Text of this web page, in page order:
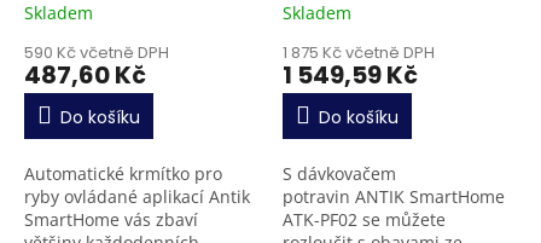
Skladem
590 Kč včetně DPH
487,60 Kč
Do košíku
Automatické krmítko pro
ryby ovládané aplikací Antik
SmartHome vás zbaví
Skladem
1 875 Kč včetně DPH
1 549,59 Kč
Do košíku
S dávkovačem
potravin ANTIK SmartHome
ATK-PF02 se můžete